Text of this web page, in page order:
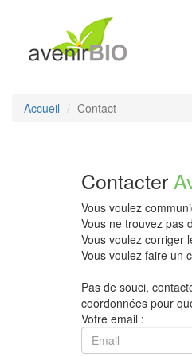
Accueil Contact
Contacter
Vous voulez
Vous ne trouvez pas
Vous voulez corriger
Vous voulez faire un
Pas de souci,
coordonnées pour
Votre email :